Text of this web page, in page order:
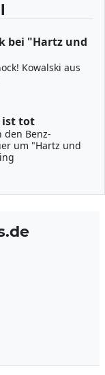
bei "Hartz und
Kowalski aus
ist tot
den Benz-
um "Hartz und